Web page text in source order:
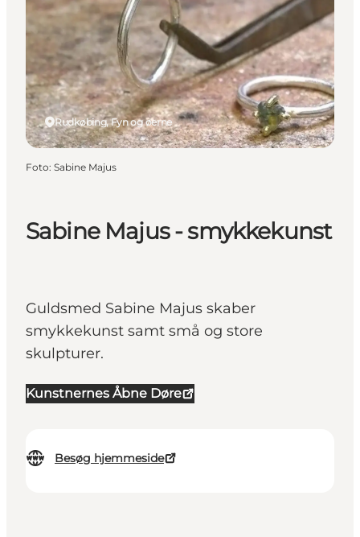
Overnatning
Book lokale oplevelser
Sabine Majus - smykkekunst
Guldsmed Sabine Majus skaber
smykkekunst samt små og store
skulpturer.
Kunstnernes Åbne Døre
Besøg hjemmeside
Rudkøbing, Fyn og øerne
Foto: Sabine Majus